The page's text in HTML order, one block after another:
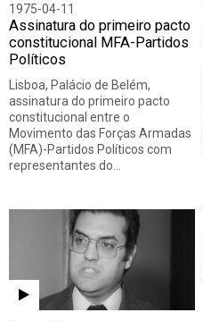
1975-04-11
Assinatura do primeiro pacto
constitucional MFA-Partidos
Políticos
Lisboa, Palácio de Belém,
assinatura do primeiro pacto
constitucional entre o
Movimento das Forças Armadas
(MFA)-Partidos Políticos com
representantes do…